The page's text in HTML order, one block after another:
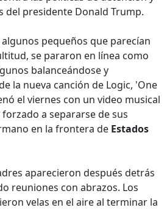
del presidente Donald Trump.
pequeños que parecían
se pararon en línea como
balanceándose y
la nueva canción de Logic, 'One
el viernes con un video musical
a separarse de sus
en la frontera de Estados
aparecieron después detrás
reuniones con abrazos. Los
velas en el aire al terminar la